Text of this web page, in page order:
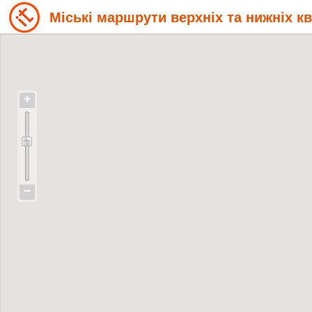
Міські маршрути верхніх та нижніх
+
−